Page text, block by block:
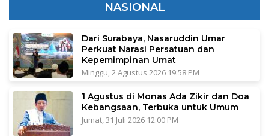
NASIONAL
Dari Surabaya, Nasaruddin Umar
Perkuat Narasi Persatuan dan
Kepemimpinan Umat
Minggu, 2 Agustus 2026 19:58 PM
1 Agustus di Monas Ada Zikir dan Doa
Kebangsaan, Terbuka untuk Umum
Jumat, 31 Juli 2026 12:00 PM